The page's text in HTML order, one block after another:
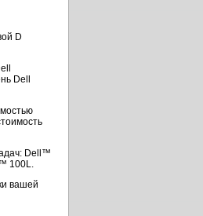
D
Dell
Dell™
100L.
вашей